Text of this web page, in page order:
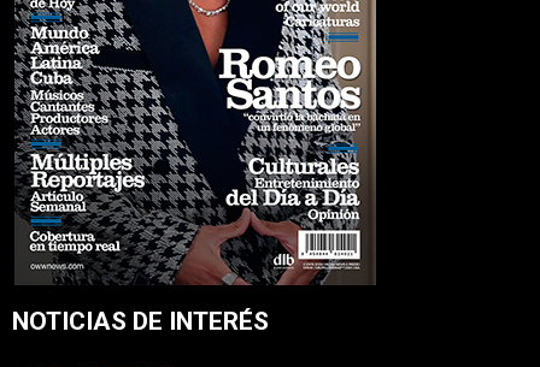
NOTICIAS DE INTERÉS